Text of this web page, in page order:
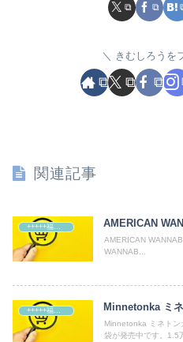
きむしろうを
関連記事
+++++福袋++++++ AMERICAN
AMERICAN
WANNAB...
Minnetonka ミ
Minnetonka ミネト
袋が発売中です。1.5